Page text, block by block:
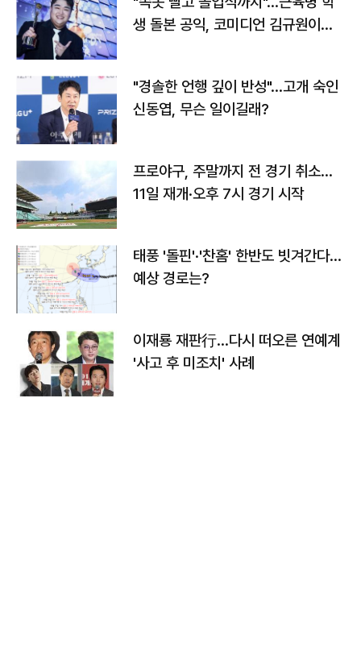
생 돌본 공익, 코미디언 김규원이었
"경솔한 언행 깊이 반성"…고개 숙인
신동엽, 무슨 일이길래?
프로야구, 주말까지 전 경기 취소…
11일 재개·오후 7시 경기 시작
태풍 '돌핀'·'찬홈' 한반도 빗겨간다…
예상 경로는?
이재룡 재판行…다시 떠오른 연예계
'사고 후 미조치' 사례